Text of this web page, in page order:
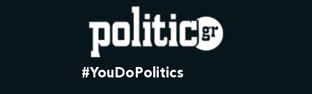
#YouDoPolitics